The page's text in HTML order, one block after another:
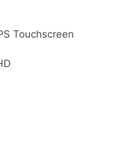
Touchscreen